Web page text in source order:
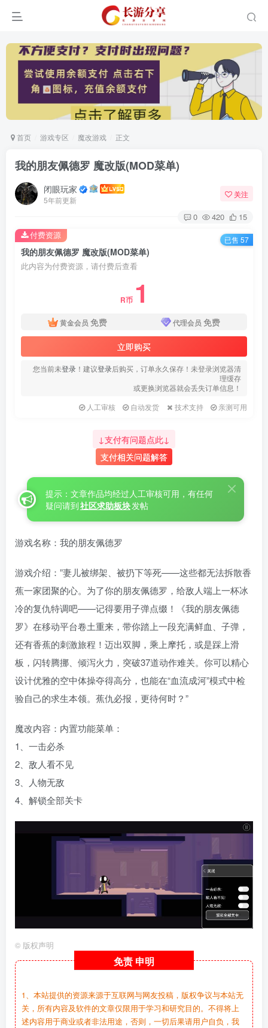
首页 游戏专区 魔改游戏 正文
我的朋友佩德罗 魔改版(MOD菜单)
闭眼玩家
5年前更新
关注
0 420 15
我的朋友佩德罗 魔改版(MOD菜单)
此内容为付费资源，请付费后查看
R币 1
黄金会员 免费 代理会员 免费
立即购买
您当前未登录 ！建议登录后购买，订单永久保存！未登录浏览器清
理缓存
或更换浏览器就会丢失订单信息！
人工审核
自动发货 技术支持 亲测可用
付费资源 已售 57
↓支付有问题点此↓
支付相关问题解答
提示：文章作品均经过人工审核可用，有任何
疑问请到社区求助板块发帖
游戏名称：我的朋友佩德罗
游戏介绍：”妻儿被绑架、被扔下等死——这些都无法拆散香
蕉一家团聚的心。为了你的朋友佩德罗，给敌人端上一杯冰
冷的复仇特调吧——记得要用子弹点缀！《我的朋友佩德
罗》在移动平台卷土重来，带你踏上一段充满鲜血、子弹，
还有香蕉的刺激旅程！迈出双脚，乘上摩托，或是踩上滑
板，闪转腾挪、倾泻火力，突破37道动作难关。你可以精心
设计优雅的空中体操夺得高分，也能在“血流成河”模式中检
验自己的求生本领。蕉仇必报，更待何时？”
魔改内容：内置功能菜单：
1、一击必杀
2、敌人看不见
3、人物无敌
4、解锁全部关卡
© 版权声明
免责 申明
1、本站提供的资源来源于互联网与网友投稿，版权争议与本站无
关，所有内容及软件的文章仅限用于学习和研究目的。不得将上
述内容用于商业或者非法用途，否则，一切后果请用户自负，我